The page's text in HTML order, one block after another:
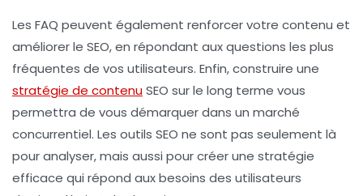
Les FAQ peuvent également renforcer votre contenu et
améliorer le SEO, en répondant aux questions les plus
fréquentes de vos utilisateurs. Enfin, construire une
stratégie de contenuSEO sur le long terme vous
permettra de vous démarquer dans un marché
concurrentiel. Les outils SEO ne sont pas seulement là
pour analyser, mais aussi pour créer une stratégie
efficace qui répond aux besoins des utilisateurs